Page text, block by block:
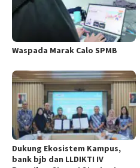
Waspada Marak Calo SPMB
Dukung Ekosistem Kampus,
bank bjb dan LLDIKTI IV